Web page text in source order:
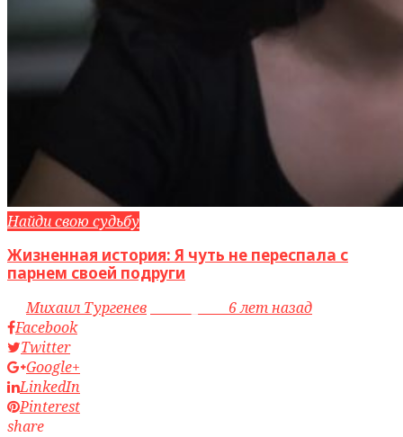
Найди свою судьбу
Жизненная история: Я чуть не переспала с
парнем своей подруги
byМихаил Тургенев
6 лет назад
Facebook
Twitter
Google+
LinkedIn
Pinterest
share